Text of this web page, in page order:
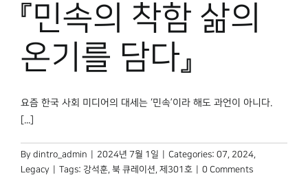
『민속의 착함 삶의
온기를 담다』
요즘 한국 사회 미디어의 대세는 ‘민속’이라 해도 과언이 아니다.
[...]
By dintro_admin 2024년 7월 1일 Categories: 07, 2024,
Legacy
Tags: 강석훈, 북 큐레이션, 제301호
0 Comments